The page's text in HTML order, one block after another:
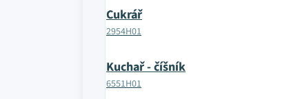
Cukrář
2954H01
Kuchař - číšník
6551H01